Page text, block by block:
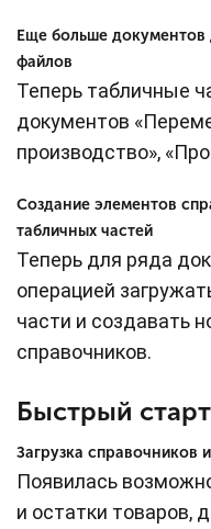
Еще больше документов
файлов
Теперь табличные
документов
производство»,
Создание элементов
табличных частей
Теперь для ряда
операцией
части и создавать
справочников.
Быстрый
Загрузка справочников
Появилась
и остатки товаров,